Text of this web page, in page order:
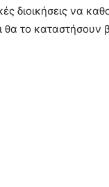
διοικήσεις να
θα το καταστήσουν